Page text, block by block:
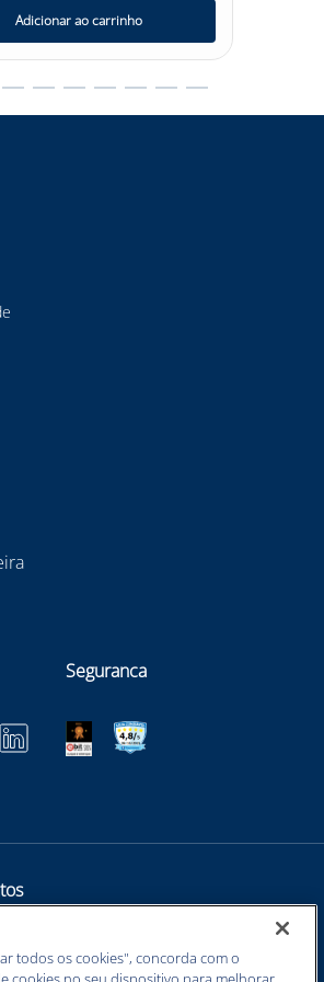
Adicionar ao carrinho
Seguranca
todos os cookies", concorda com o